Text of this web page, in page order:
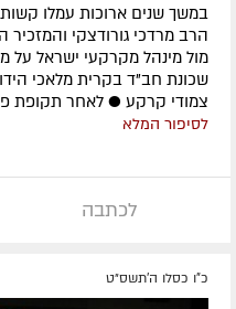
במשך שנים ארוכות עמלו
הרב מרדכי גורודצקי
מול מינהל מקרקעי ישראל
שכונת חב"ד בקרית מלאכי
צמודי קרקע ● לאחר תקופת
לסיפור המלא
לכתבה
כ"ו כסלו ה׳תשס״ט